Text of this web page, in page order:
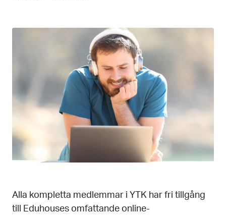
Alla kompletta medlemmar i YTK har fri tillgång
till Eduhouses omfattande online-